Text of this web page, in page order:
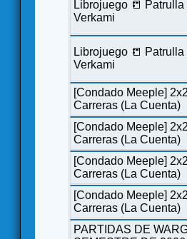
Librojuego 📒
Verkami
Librojuego 📒
Verkami
[Condado Meeple]
Carreras (La Cuenta)
[Condado Meeple]
Carreras (La Cuenta)
[Condado Meeple]
Carreras (La Cuenta)
[Condado Meeple]
Carreras (La Cuenta)
PARTIDAS DE